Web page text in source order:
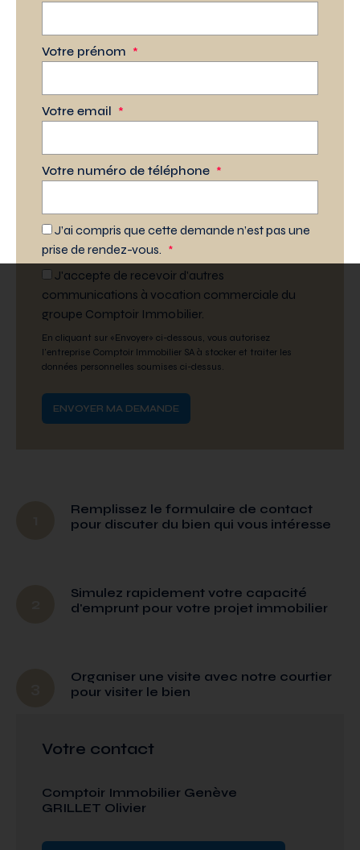
Votre prénom *
Votre email *
Votre numéro de téléphone *
J’ai compris que cette demande n’est pas une
prise de rendez-vous. *
J'accepte de recevoir d'autres
communications à vocation commerciale du
groupe Comptoir Immobilier.
En cliquant sur «Envoyer» ci-dessous, vous autorisez
l'entreprise Comptoir Immobilier SA à stocker et traiter les
données personnelles soumises ci-dessus.
Remplissez le formulaire de contact
pour discuter du bien qui vous intéresse
Simulez rapidement votre capacité
d'emprunt pour votre projet immobilier
Organiser une visite avec notre courtier
pour visiter le bien
Votre contact
Comptoir Immobilier Genève
GRILLET Olivier